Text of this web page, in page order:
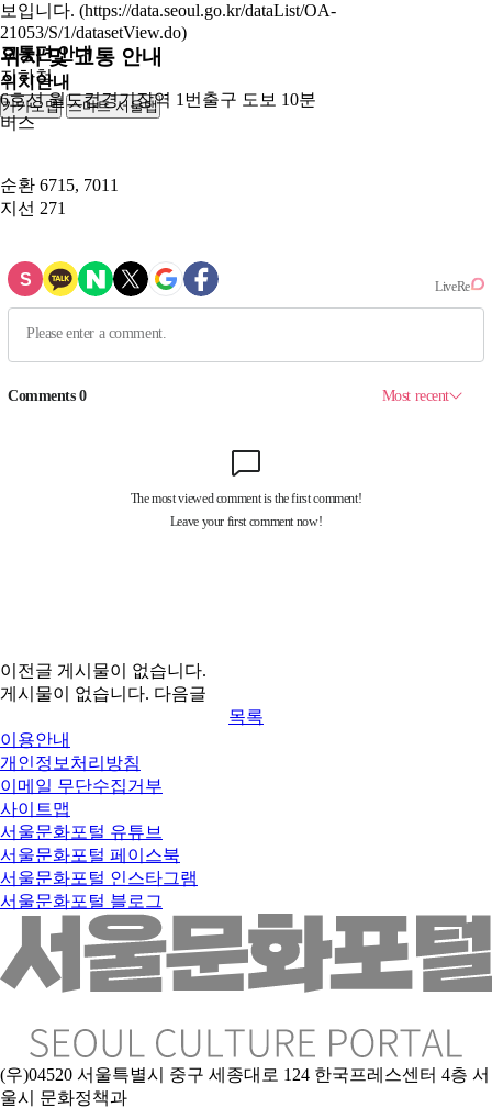
보입니다. (https://data.seoul.go.kr/dataList/OA-
21053/S/1/datasetView.do)
위치 및 교통 안내
위치안내
카카오맵 스마트 서울맵
250m
교통편 안내
지하철
6호선 월드컵경기장역 1번출구 도보 10분
버스
순환 6715, 7011
지선 271
이전글 게시물이 없습니다.
게시물이 없습니다. 다음글
목록
이용안내
개인정보처리방침
이메일 무단수집거부
사이트맵
서울문화포털 유튜브
서울문화포털 페이스북
서울문화포털 인스타그램
서울문화포털 블로그
(우)04520 서울특별시 중구 세종대로 124 한국프레스센터 4층 서
울시 문화정책과